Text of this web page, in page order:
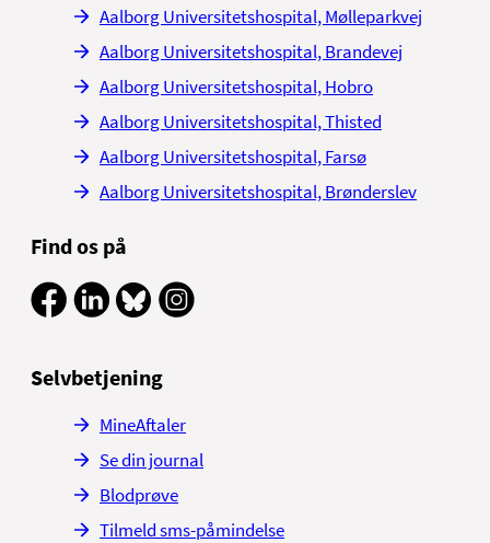
Aalborg Universitetshospital, Mølleparkvej
Aalborg Universitetshospital, Brandevej
Aalborg Universitetshospital, Hobro
Aalborg Universitetshospital, Thisted
Aalborg Universitetshospital, Farsø
Aalborg Universitetshospital, Brønderslev
Find os på
Selvbetjening
MineAftaler
Se din journal
Blodprøve
Tilmeld sms-påmindelse